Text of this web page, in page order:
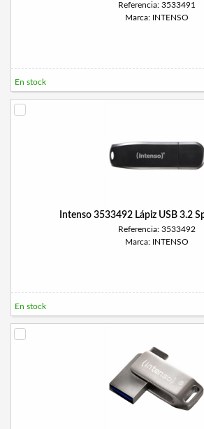
Referencia: 3533491
Marca: INTENSO
En stock
Intenso 3533492 Lápiz USB 3.2
Referencia: 3533492
Marca: INTENSO
En stock